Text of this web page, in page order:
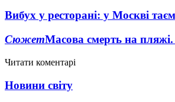
Вибух у ресторані: у Москві
СюжетМасова смерть на
Читати коментарі
Новини світу